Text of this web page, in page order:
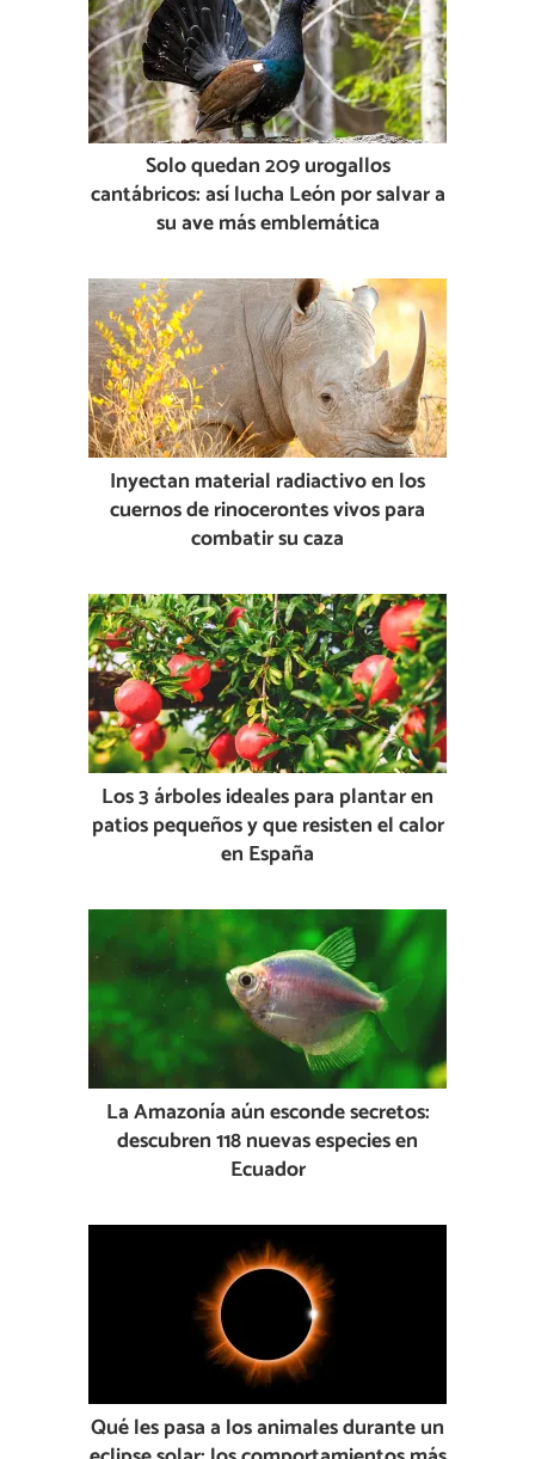
Solo quedan 209 urogallos
cantábricos: así lucha León por salvar a
su ave más emblemática
Inyectan material radiactivo en los
cuernos de rinocerontes vivos para
combatir su caza
Los 3 árboles ideales para plantar en
patios pequeños y que resisten el calor
en España
La Amazonía aún esconde secretos:
descubren 118 nuevas especies en
Ecuador
Qué les pasa a los animales durante un